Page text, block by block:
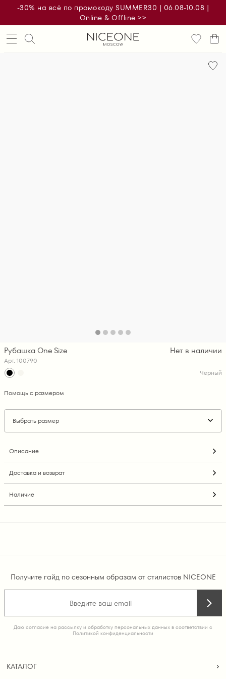
-30% на всё по промокоду SUMMER30 | 06.08-10.08 |
Online & Offline >>
Рубашка One Size
Арт. 100790
Нет в наличии
Черный
Помощь с размером
Выбрать размер
Описание
Доставка и возврат
Наличие
Получите гайд по сезонным образам от стилистов NICEONE
Даю согласие на рассылку и обработку персональных данных в соответствии с
Политикой конфиденциальности
КАТАЛОГ